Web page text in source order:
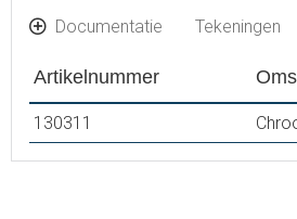
Volumestroombegrenzer 12 l/min
Documentatie Tekeningen
Artikelnummer
130311